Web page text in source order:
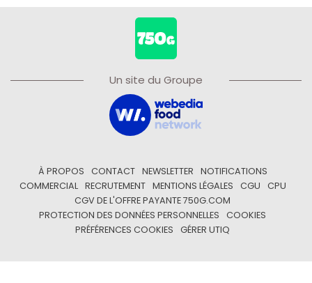
Un site du Groupe
À PROPOS CONTACT NEWSLETTER
NOTIFICATIONS
COMMERCIAL
RECRUTEMENT MENTIONS LÉGALES CGU
CPU
CGV DE L'OFFRE PAYANTE 750G.COM
PROTECTION DES DONNÉES PERSONNELLES
COOKIES
PRÉFÉRENCES COOKIES
GÉRER UTIQ